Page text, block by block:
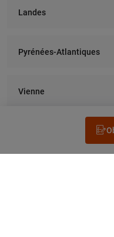
Landes
Pyrénées-Atlantiques
Vienne